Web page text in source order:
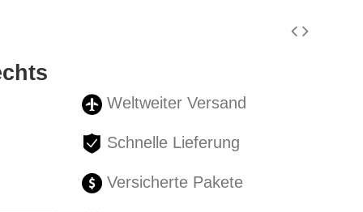
Weltweiter Versand
Schnelle Lieferung
Versicherte Pakete